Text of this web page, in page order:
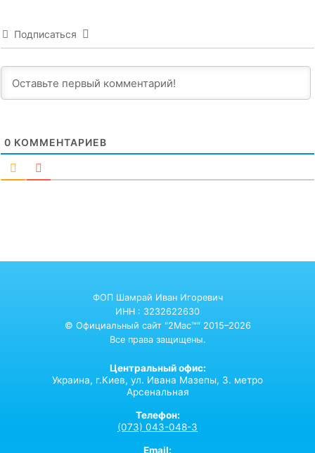
Подписаться
0 КОММЕНТАРИЕВ
ФОП Шамрай Иван Игоревич
ИНН : 3232622630
© Официальный сайт "2Mac™" 2015–2026
Все права защищены.
Центральный офис:
Украина, г.Киев, ул. Ивана Мазепы, 3. метро
Арсенальная
Телефон:
(073) 043-048-3
Email: